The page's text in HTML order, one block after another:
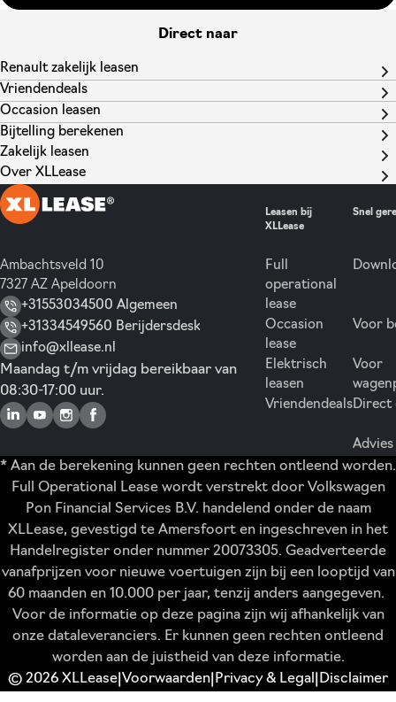
Direct naar
Renault zakelijk leasen
Vriendendeals
Occasion leasen
Bijtelling berekenen
Zakelijk leasen
Over XLLease
Ambachtsveld 10
7327 AZ Apeldoorn
+31553034500 Algemeen
+31334549560 Berijdersdesk
info@xllease.nl
Maandag t/m vrijdag bereikbaar van
08:30-17:00 uur.
Leasen bij
XLLease
Full
operational
lease
Occasion
lease
Elektrisch
leasen
Vriendendeals
Snel
Voor
Voor
Direct
* Aan de berekening kunnen geen rechten ontleend worden.
Full Operational Lease wordt verstrekt door Volkswagen
Pon Financial Services B.V. handelend onder de naam
XLLease, gevestigd te Amersfoort en ingeschreven in het
Handelregister onder nummer 20073305. Geadverteerde
vanafprijzen voor nieuwe voertuigen zijn bij een looptijd van
60 maanden en 10.000 per jaar, tenzij anders aangegeven.
Voor de informatie op deze pagina zijn wij afhankelijk van
onze dataleveranciers. Er kunnen geen rechten ontleend
worden aan de juistheid van deze informatie.
© 2026 XLLease Voorwaarden Privacy & Legal Disclaimer